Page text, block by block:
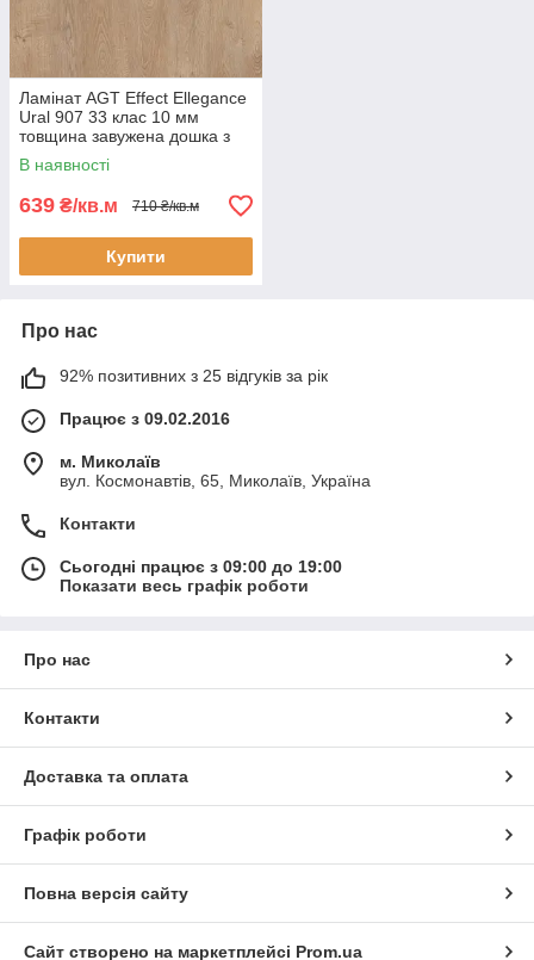
Ламінат AGT Effect Ellegance
Ural 907 33 клас 10 мм
товщина завужена дошка з
фаскою
В наявності
639 ₴/кв.м 710 ₴/кв.м
Купити
Про нас
92% позитивних з 25 відгуків за рік
Працює з 09.02.2016
м. Миколаїв
вул. Космонавтів, 65, Миколаїв, Україна
Контакти
Сьогодні працює з 09:00 до 19:00
Показати весь графік роботи
Про нас
Контакти
Доставка та оплата
Графік роботи
Повна версія сайту
Сайт створено на маркетплейсі Prom.ua